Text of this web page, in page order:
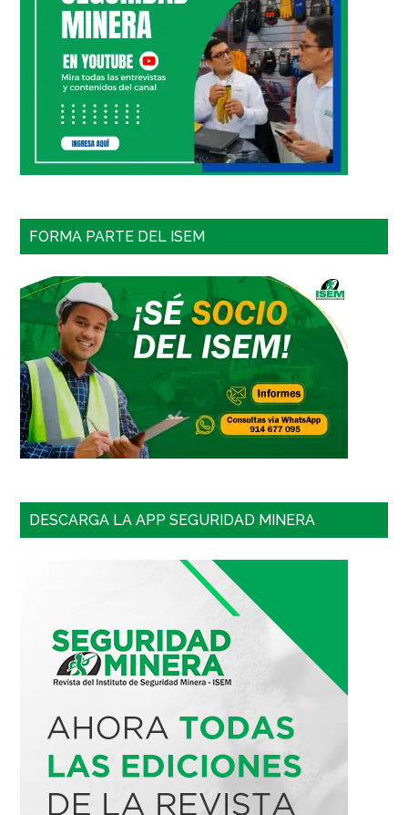
FORMA PARTE DEL ISEM
DESCARGA LA APP SEGURIDAD MINERA